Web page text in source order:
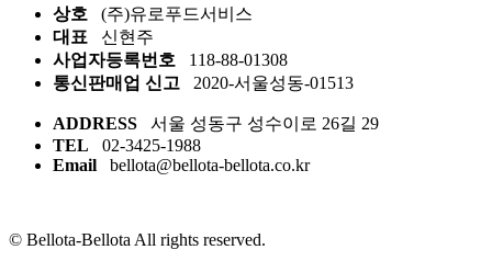
상호 (주)유로푸드서비스
대표 신현주
사업자등록번호 118-88-01308
통신판매업 신고 2020-서울성동-01513
ADDRESS 서울 성동구 성수이로 26길 29
TEL 02-3425-1988
Email bellota@bellota-bellota.co.kr
© Bellota-Bellota All rights reserved.